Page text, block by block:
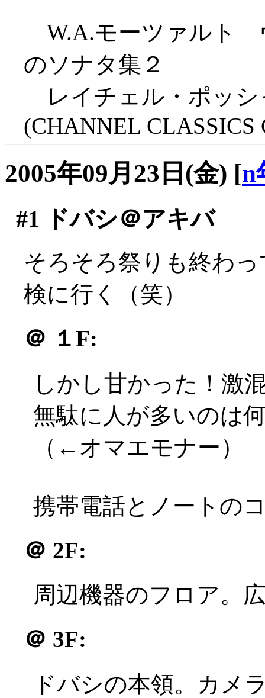
W.A.モーツァルト
のソナタ集２
レイチェル・ポッシ
(CHANNEL CLASSICS
2005年09月23日(金) [n
#1 ドバシ＠アキバ
そろそろ祭りも終わ
検に行く（笑）
＠ １F:
しかし甘かった！激
無駄に人が多いのは
（←オマエモナー）
携帯電話とノートの
＠ 2F:
周辺機器のフロア。
＠ 3F:
ドバシの本領。カメ